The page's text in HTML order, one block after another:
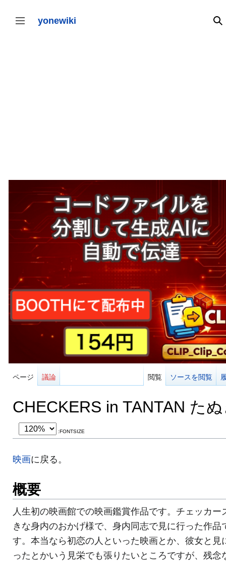
テ
サイドバーの切り替え yonewiki 検
ページ 議論 閲覧 ソースを閲覧
CHECKERS in TANTAN た
:FONTSIZE
映画に戻る。
概要
人生初の映画館での映画鑑賞作品です。チェッカー
きな身内のおかげ様で、身内同志で見に行った作品
す。本当なら初恋の人といった映画とか、彼女と見
ったとかいう見栄でも張りたいところですが、残念